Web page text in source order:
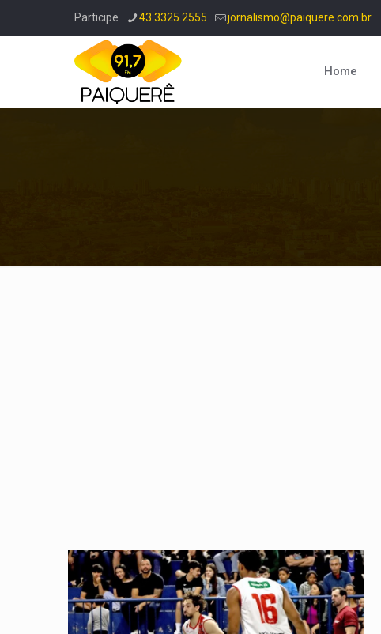
Participe 43 3325.2555 jornalismo@paiquere.com.br
Home